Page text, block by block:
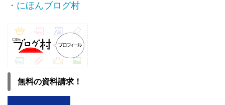
・にほんブログ村
無料の資料請求！